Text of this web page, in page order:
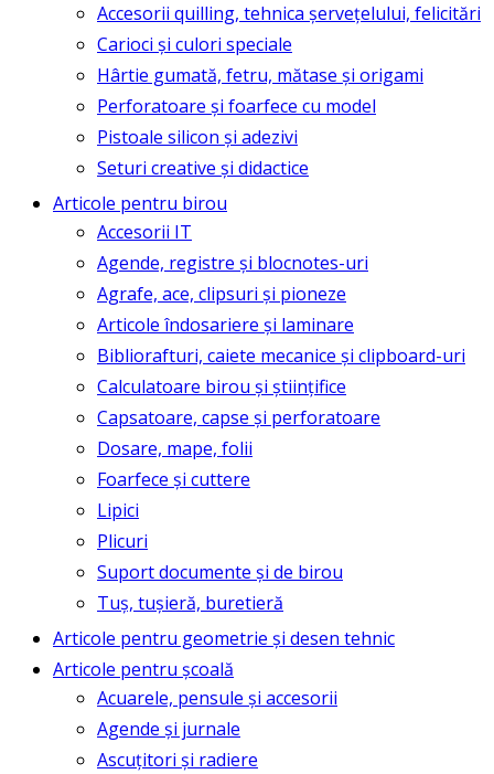
Accesorii quilling, tehnica șervețelului, felicitări
Carioci și culori speciale
Hârtie gumată, fetru, mătase și origami
Perforatoare și foarfece cu model
Pistoale silicon și adezivi
Seturi creative și didactice
Articole pentru birou
Accesorii IT
Agende, registre și blocnotes-uri
Agrafe, ace, clipsuri și pioneze
Articole îndosariere și laminare
Bibliorafturi, caiete mecanice și clipboard-uri
Calculatoare birou și științifice
Capsatoare, capse și perforatoare
Dosare, mape, folii
Foarfece și cuttere
Lipici
Plicuri
Suport documente și de birou
Tuș, tușieră, buretieră
Articole pentru geometrie și desen tehnic
Articole pentru școală
Acuarele, pensule și accesorii
Agende și jurnale
Ascuțitori și radiere